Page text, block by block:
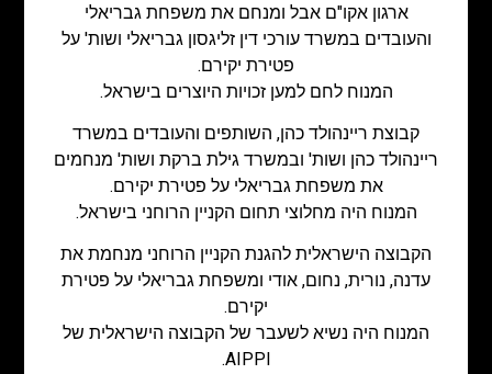
ארגון אקו"ם אבל ומנחם את משפחת גבריאלי
והעובדים במשרד עורכי דין זליגסון גבריאלי ושות' על
פטירת יקירם.
המנוח לחם למען זכויות היוצרים בישראל.
קבוצת ריינהולד כהן, השותפים והעובדים במשרד
ריינהולד כהן ושות' ובמשרד גילת ברקת ושות' מנחמים
את משפחת גבריאלי על פטירת יקירם.
המנוח היה מחלוצי תחום הקניין הרוחני בישראל.
הקבוצה הישראלית להגנת הקניין הרוחני מנחמת את
עדנה, נורית, נחום, אודי ומשפחת גבריאלי על פטירת
יקירם.
המנוח היה נשיא לשעבר של הקבוצה הישראלית של
AIPPI.